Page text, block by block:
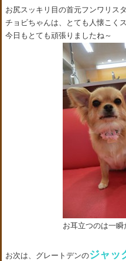
お尻スッキリ目の首元フンワリス
チョビちゃんは、とても人懐こく
今日もとても頑張りましたね～
お耳立つのは一
お次は、グレートデンのジャッ